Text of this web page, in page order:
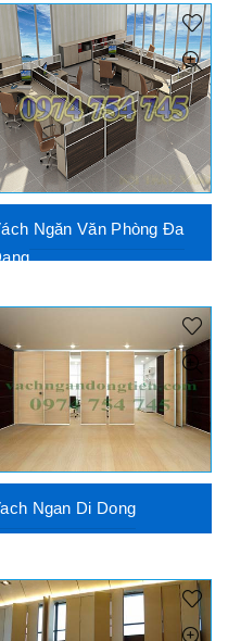
Ngăn Văn Phòng Đa
Ngan Di Dong